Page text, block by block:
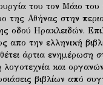
του τον Μάιο του
της Αθήνας στην
οδού Ηρακλειδών.
απο την ελληνική
άρτια ενημέρωση
λογοτεχνία και
βιβλίων από